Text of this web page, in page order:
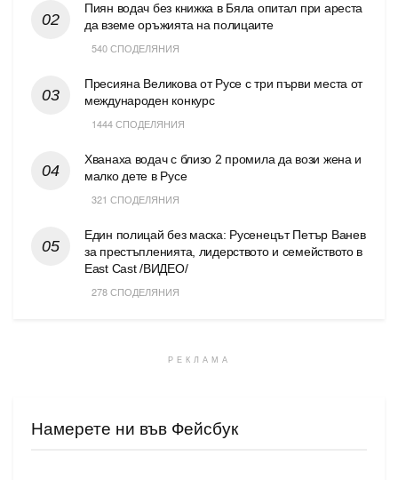
Пиян водач без книжка в Бяла опитал при ареста
да вземе оръжията на полицаите
540 СПОДЕЛЯНИЯ
Пресияна Великова от Русе с три първи места от
международен конкурс
1444 СПОДЕЛЯНИЯ
Хванаха водач с близо 2 промила да вози жена и
малко дете в Русе
321 СПОДЕЛЯНИЯ
Един полицай без маска: Русенецът Петър Ванев
за престъпленията, лидерството и семейството в
East Cast /ВИДЕО/
278 СПОДЕЛЯНИЯ
РЕКЛАМА
Намерете ни във Фейсбук